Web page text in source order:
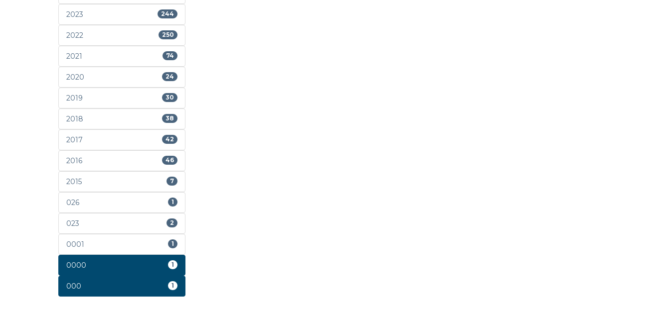
2023 244
2022 250
2021 74
2020 24
2019 30
2018 38
2017 42
2016 46
2015 7
026 1
023 2
0001 1
0000 1
000 1